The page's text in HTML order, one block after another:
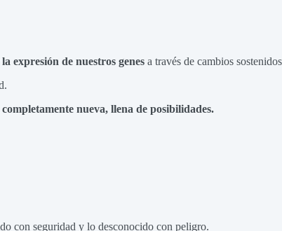
expresión de nuestros genes a través de cambios
nueva, llena de posibilidades.
con seguridad y lo desconocido con peligro.